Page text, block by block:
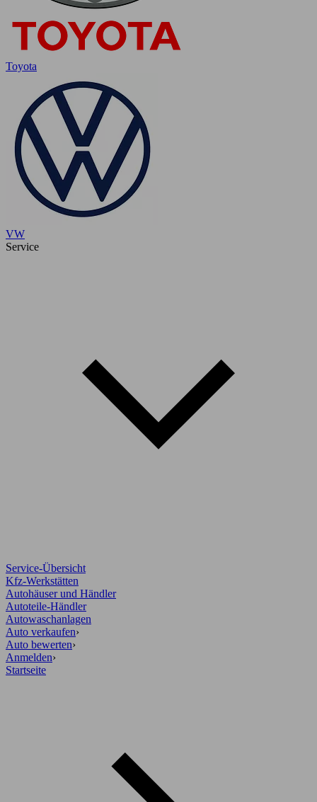
Toyota
VW
Service
Service-Übersicht
Kfz-Werkstätten
Autohäuser und Händler
Autoteile-Händler
Autowaschanlagen
Auto verkaufen›
Auto bewerten›
Anmelden›
Startseite